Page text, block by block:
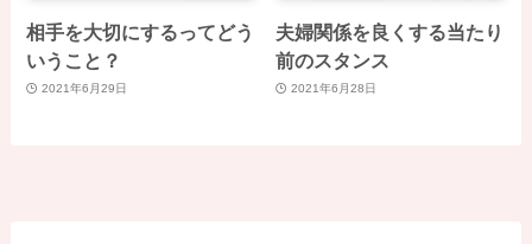
相手を大切にするってどう
いうこと？
2021年6月29日
夫婦関係を良くする当たり
前のスタンス
2021年6月28日